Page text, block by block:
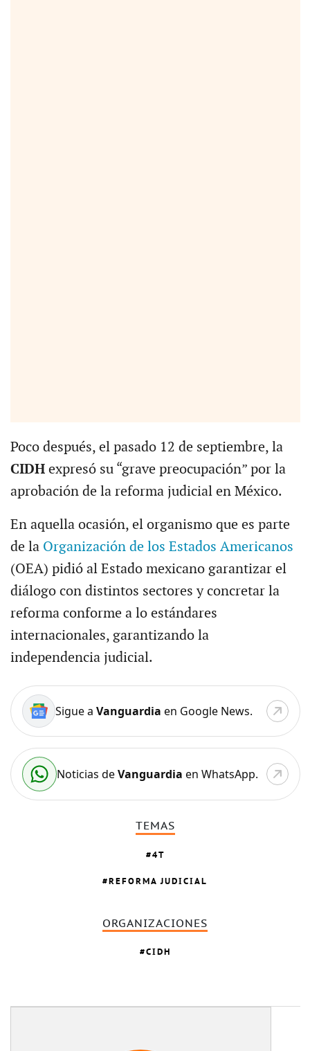
Poco después, el pasado 12 de septiembre, la
CIDH expresó su “grave preocupación” por la
aprobación de la reforma judicial en México.
En aquella ocasión, el organismo que es parte
de laOrganización de los Estados Americanos
(OEA) pidió al Estado mexicano garantizar el
diálogo con distintos sectores y concretar la
reforma conforme a lo estándares
internacionales, garantizando la
independencia judicial.
Sigue a Vanguardia en Google News.
Noticias deVanguardia en WhatsApp.
TEMAS
4T
REFORMA JUDICIAL
ORGANIZACIONES
CIDH